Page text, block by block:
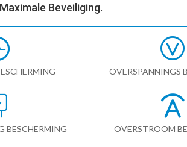
Beveiliging.
OVERSPANNINGS
BESCHERMING OVERSTROOM